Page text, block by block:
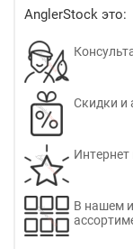
AnglerStock это:
Скидки и
В нашем